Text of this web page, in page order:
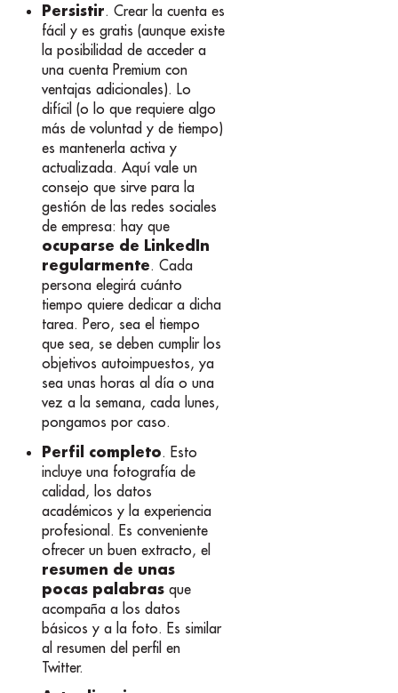
Persistir. Crear la cuenta es
fácil y es gratis (aunque existe
la posibilidad de acceder a
una cuenta Premium con
ventajas adicionales). Lo
difícil (o lo que requiere algo
más de voluntad y de tiempo)
es mantenerla activa y
actualizada. Aquí vale un
consejo que sirve para la
gestión de las redes sociales
de empresa: hay que
ocuparse de LinkedIn
regularmente. Cada
persona elegirá cuánto
tiempo quiere dedicar a dicha
tarea. Pero, sea el tiempo
que sea, se deben cumplir los
objetivos autoimpuestos, ya
sea unas horas al día o una
vez a la semana, cada lunes,
pongamos por caso.
Perfil completo. Esto
incluye una fotografía de
calidad, los datos
académicos y la experiencia
profesional. Es conveniente
ofrecer un buen extracto, el
resumen de unas
pocas palabras que
acompaña a los datos
básicos y a la foto. Es similar
al resumen del perfil en
Twitter.